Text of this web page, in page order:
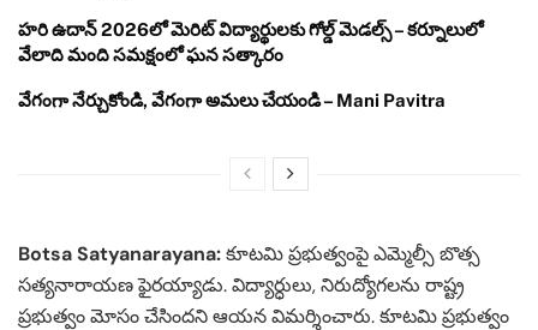
హరి ఉదాన్ 2026లో మెరిట్ విద్యార్థులకు గోల్డ్ మెడల్స్ – కర్నూలులో
వేలాది మంది సమక్షంలో ఘన సత్కారం
వేగంగా నేర్చుకోండి, వేగంగా అమలు చేయండి – Mani Pavitra
Botsa Satyanarayana:కూటమి ప్రభుత్వంపై ఎమ్మెల్సీ బొత్స
సత్యనారాయణ ఫైరయ్యాడు. విద్యార్ధులు, నిరుద్యోగలను రాష్ట్ర
ప్రభుత్వం మోసం చేసిందని ఆయన విమర్శించారు. కూటమి ప్రభుత్వం